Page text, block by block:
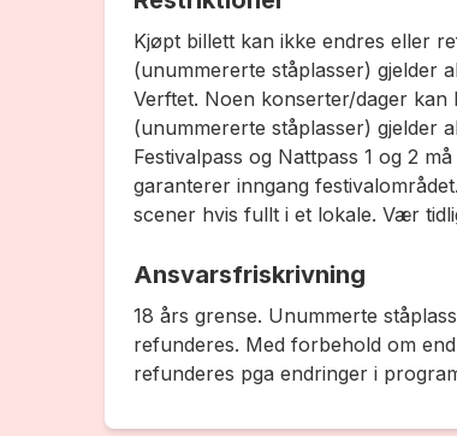
Kjøpt billett kan ikke endres eller
(unummererte ståplasser) gjelder
Verftet. Noen konserter/dager kan
(unummererte ståplasser) gjelder
Festivalpass og Nattpass 1 og 2
garanterer inngang
scener hvis fullt i et lokale. Vær
Ansvarsfriskrivning
18 års grense. Unummerte
refunderes. Med forbehold om
refunderes pga endringer i